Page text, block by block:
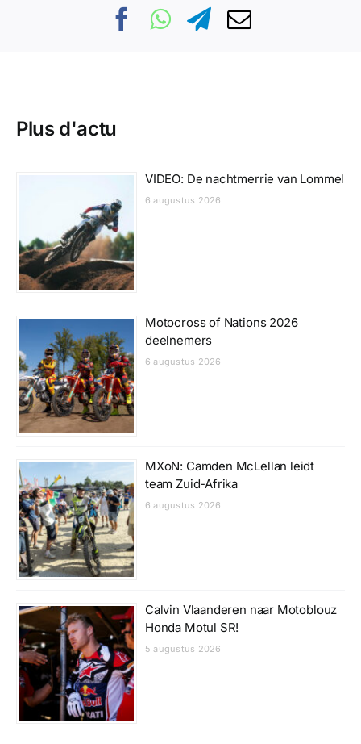
Plus d'actu
VIDEO: De nachtmerrie van Lommel
6 augustus 2026
Motocross of Nations 2026
deelnemers
6 augustus 2026
MXoN: Camden McLellan leidt
team Zuid-Afrika
6 augustus 2026
Calvin Vlaanderen naar Motoblouz
Honda Motul SR!
5 augustus 2026